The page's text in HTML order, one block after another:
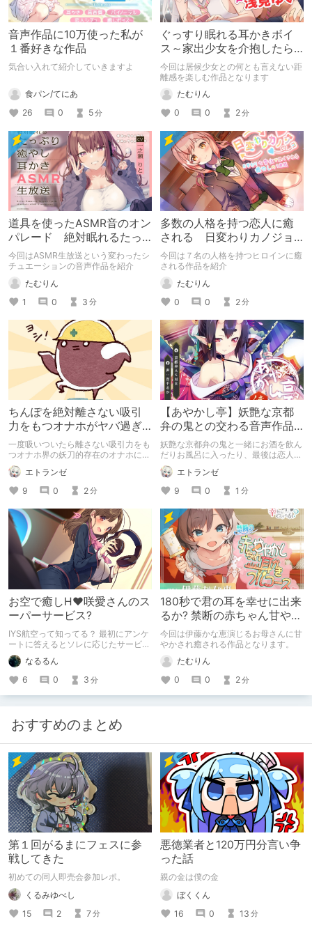
音声作品に10万使った私が
１番好きな作品
気合い入れて紹介していきますよ
食パン/てにあ
26
0 5分
ぐっすり眠れる耳かきボイ
ス～家出少女を介抱したら
何年も居候されてしまった
～
今回は居候少女との何とも言えない距
離感を楽しむ作品となります
たむりん
0
0 2分
道具を使ったASMR音のオン
パレード 絶対眠れるたっ
ぷり癒やし耳かきASMR生放
送
今回はASMR生放送という変わったシ
チュエーションの音声作品を紹介
たむりん
1
0 3 分
多数の人格を持つ恋人に癒
される 日変わりカノジョ|7
つの性格で一週間毎日癒や
されてみませんか?
今回は７名の人格を持つヒロインに癒
される作品を紹介
たむりん
0
0 2分
ちんぽを絶対離さない吸引
力をもつオナホがヤバ過ぎ
る件
一度吸いついたら離さない吸引力をも
つオナホ界の妖刀的存在のオナホにつ
いて話していくよ！
エトランゼ
9
0 2分
【あやかし亭】妖艶な京都
弁の鬼との交わる音声作品
が最高すぎる！
妖艶な京都弁の鬼と一緒にお酒を飲ん
だりお風呂に入ったり、最後は恋人遊
戯をしたり…あやかし好きにはたまら
ない一作品を紹介
エトランゼ
9
0 1 分
お空で癒しH♥咲愛さんのス
ーパーサービス?
IYS航空って知ってる？ 最初にアンケ
ートに答えるとソレに応じたサービ
ス・・・///をしてくれるんだ！
なるるん
6
0 3 分
180秒で君の耳を幸せに出来
るか? 禁断の赤ちゃん甘やか
し耳かきフルコース
今回は伊藤かな恵演じるお母さんに甘
やかされ癒される作品となります。
たむりん
0
0 2分
おすすめのまとめ
第１回がるまにフェスに参
戦してきた
初めての同人即売会参加レポ。
くるみゆべし
15
2 7分
悪徳業者と120万円分言い争
った話
親の金は僕の金
ぼくくん
16
0 13 分